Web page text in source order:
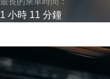
1 小時 11 分鐘